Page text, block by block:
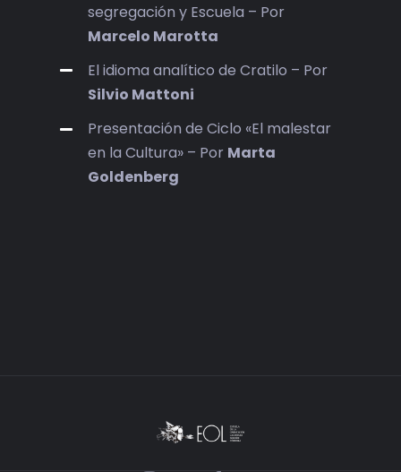
segregación y Escuela – Por
Marcelo Marotta
El idioma analítico de Cratilo – Por
Silvio Mattoni
Presentación de Ciclo «El malestar
en la Cultura» – Por Marta
Goldenberg